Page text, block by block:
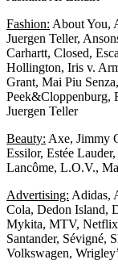
Fashion: About You,
Juergen Teller,
Carhartt, Closed,
Hollington, Iris v.
Grant, Mai Piu
Peek&Cloppenburg,
Juergen Teller
Beauty: Axe, Jimmy
Essilor, Estée
Lancôme, L.O.V.,
Advertising: Adidas,
Cola, Dedon Island,
Mykita, MTV, Netflix,
Santander, Sévigné,
Volkswagen,